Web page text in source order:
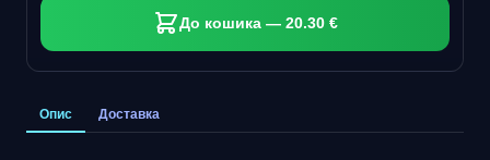
До кошика — 20.30 €
Опис Доставка